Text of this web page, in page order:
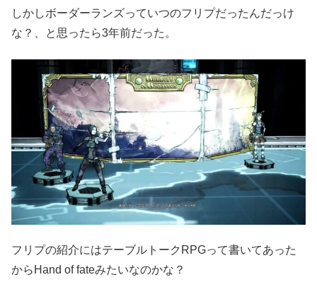
しかしボーダーランズっていつのフリプだったんだっけ
な？、と思ったら3年前だった。
フリプの紹介にはテーブルトークRPGって書いてあった
からHand of fateみたいなのかな？